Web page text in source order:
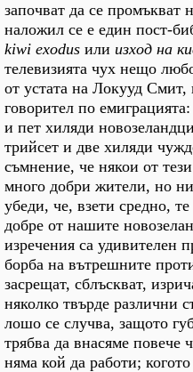
започват да се промъкват
наложил се е един пост-
kiwi exodus или изход на
телевизията чух нещо
от устата на Локууд Смит,
говорител по
и пет хиляди
трийсет и две хиляди
съмнение, че някои от
много добри жители, но
убеди, че, взети средно,
добре от нашите
изречения са удивителен
борба на вътрешните
засрещат, сблъскват,
няколко твърде различни
лошо се случва, защото
трябва да внасяме повече
няма кой да работи;